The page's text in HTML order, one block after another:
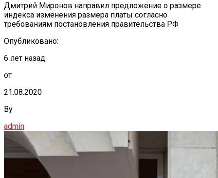
Дмитрий Миронов направил предложение о размере
индекса изменения размера платы согласно
требованиям постановления правительства РФ
Опубликовано:
6 лет назад
от
21.08.2020
By
admin